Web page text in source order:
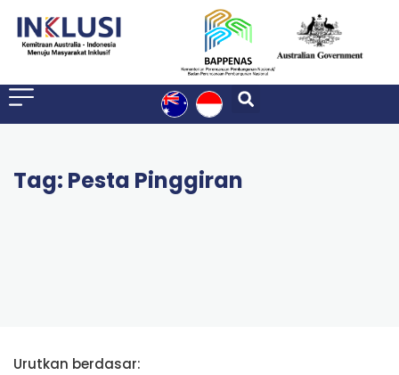
Tag: Pesta Pinggiran
Urutkan berdasar: